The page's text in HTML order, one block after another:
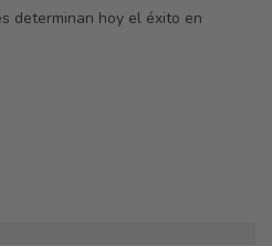
determinan hoy el éxito en